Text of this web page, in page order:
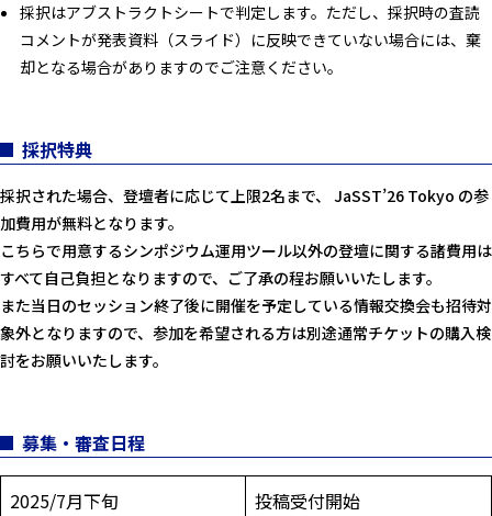
採択はアブストラクトシートで判定します。ただし、採択時の査読
コメントが発表資料（スライド）に反映できていない場合には、棄
却となる場合がありますのでご注意ください。
採択特典
採択された場合、登壇者に応じて上限2名まで、 JaSST’26 Tokyo の参
加費用が無料となります。
こちらで用意するシンポジウム運用ツール以外の登壇に関する諸費用は
すべて自己負担となりますので、ご了承の程お願いいたします。
また当日のセッション終了後に開催を予定している情報交換会も招待対
象外となりますので、参加を希望される方は別途通常チケットの購入検
討をお願いいたします。
募集・審査日程
2025/7月下旬
投稿受付開始